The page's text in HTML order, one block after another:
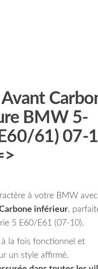
BMW 5-
61) 07-
à votre BMW
inférieur,
5 E60/E61 (07-10).
à la fois fonctionnel et
un style affirmé.